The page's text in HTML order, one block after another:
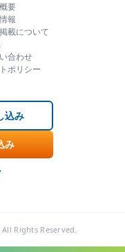
要
報
載について
合わせ
ポリシー
込み
み
Rights Reserved.